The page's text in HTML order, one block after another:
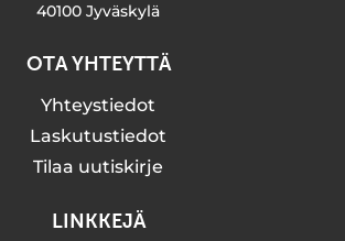
40100 Jyväskylä
OTA YHTEYTTÄ
Yhteystiedot
Laskutustiedot
Tilaa uutiskirje
LINKKEJÄ